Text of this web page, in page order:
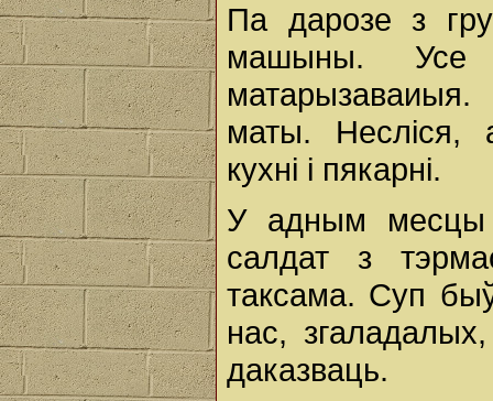
Па дарозе з
машыны. Усе
маты. Несліся,
кухні i пякарні.
У адным месцы
салдат з
таксама. Суп
нас,
даказваць.